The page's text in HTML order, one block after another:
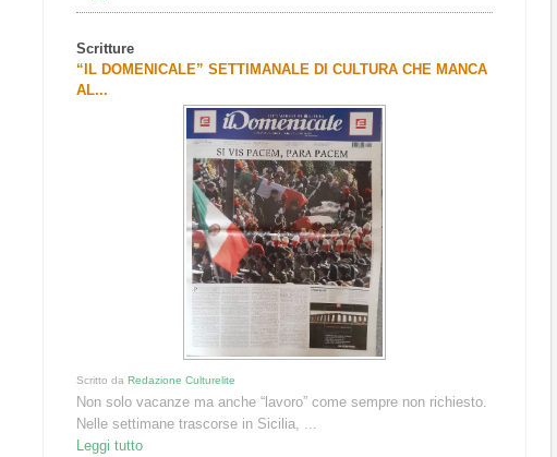
Scritture
“IL DOMENICALE” SETTIMANALE DI CULTURA CHE MANCA
AL...
Scritto daRedazione Culturelite
Non solo vacanze ma anche “lavoro” come sempre non richiesto.
Nelle settimane trascorse in Sicilia, ...
Leggi tutto